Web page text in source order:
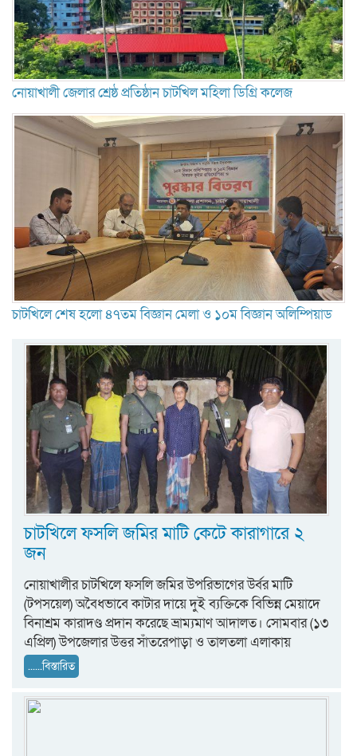
নোয়াখালী জেলার শ্রেষ্ঠ প্রতিষ্ঠান চাটখিল মহিলা ডিগ্রি কলেজ
চাটখিলে শেষ হলো ৪৭তম বিজ্ঞান মেলা ও ১০ম বিজ্ঞান অলিম্পিয়াড
চাটখিলে ফসলি জমির মাটি কেটে কারাগারে ২
জন
নোয়াখালীর চাটখিলে ফসলি জমির উপরিভাগের উর্বর মাটি
(টপসয়েল) অবৈধভাবে কাটার দায়ে দুই ব্যক্তিকে বিভিন্ন মেয়াদে
বিনাশ্রম কারাদণ্ড প্রদান করেছে ভ্রাম্যমাণ আদালত। সোমবার (১৩
এপ্রিল) উপজেলার উত্তর সাঁতরেপাড়া ও তালতলা এলাকায়
......বিস্তারিত